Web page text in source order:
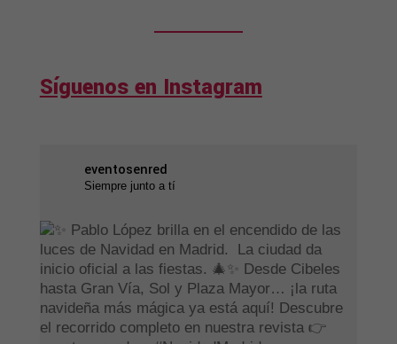
Síguenos en Instagram
eventosenred
Siempre junto a tí